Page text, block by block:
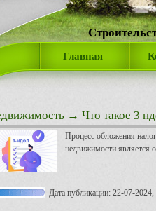
Главная
→ Что такое 3
Процесс обложения
недвижимости является
Дата публикации: 22-07-